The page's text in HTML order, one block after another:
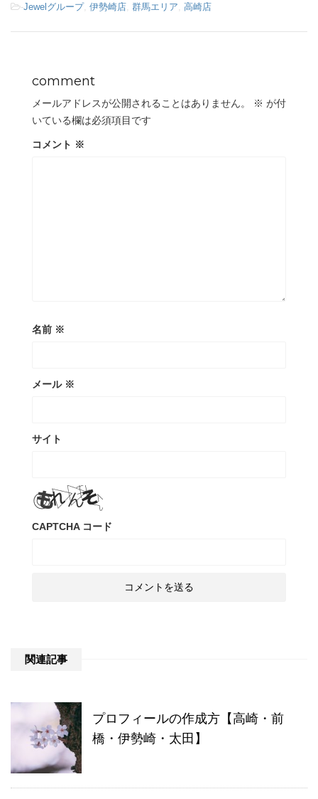
-Jewelグループ, 伊勢崎店 群馬エリア 高崎店
comment
メールアドレスが公開されることはありません。 ※ が付
いている欄は必須項目です
コメント ※
名前 ※
メール ※
サイト
CAPTCHA コード
関連記事
プロフィールの作成方【高崎・前
橋・伊勢崎・太田】